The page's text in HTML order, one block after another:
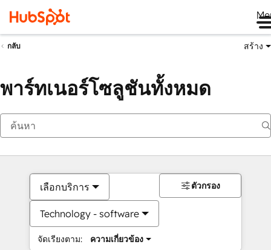
กลับ สร้าง
พาร์ทเนอร์โซลูชันทั้งหมด
เลือกบริการ
Technology - software
จัดเรียงตาม: ความเกี่ยวข้อง
ตัวกรอง